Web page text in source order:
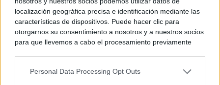
localización geográfica precisa e identificación mediante las
características de dispositivos. Puede hacer clic para
otorgarnos su consentimiento a nosotros y a nuestros socios
para que llevemos a cabo el procesamiento previamente
negar su consentimiento. Tenga en cuenta que algún
Personal Data Processing Opt Outs